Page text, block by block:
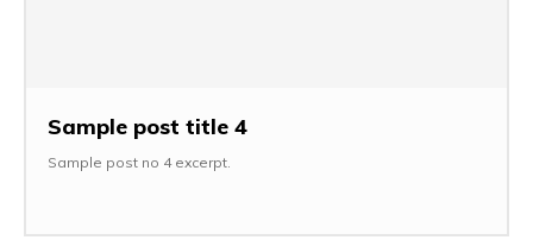
Sample post title 4
Sample post no 4 excerpt.